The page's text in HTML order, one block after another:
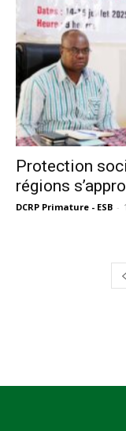
Protection
régions
DCRP Primature - ESB -